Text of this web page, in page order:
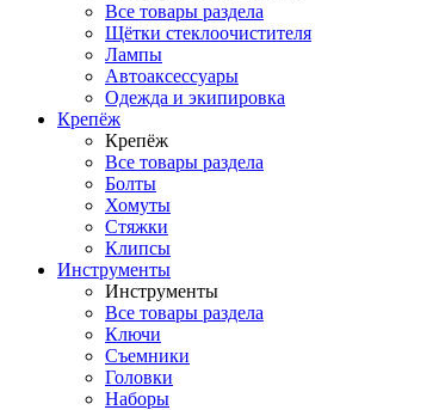
Все товары раздела
Щётки стеклоочистителя
Лампы
Автоаксессуары
Одежда и экипировка
Крепёж
Крепёж
Все товары раздела
Болты
Хомуты
Стяжки
Клипсы
Инструменты
Инструменты
Все товары раздела
Ключи
Съемники
Головки
Наборы